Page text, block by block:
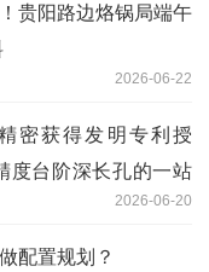
贵阳路边烙锅局端午
2026-06-22
密获得发明专利授
度台阶深长孔的一站
2026-06-20
配置规划？